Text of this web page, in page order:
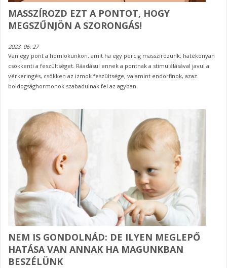
MASSZÍROZD EZT A PONTOT, HOGY
MEGSZŰNJÖN A SZORONGÁS!
2023. 06. 27
Van egy pont a homlokunkon, amit ha egy percig masszírozunk, hatékonyan
csökkenti a feszültséget. Ráadásul ennek a pontnak a stimulálásával javul a
vérkeringés, csökken az izmok feszültsége, valamint endorfinok, azaz
boldogsághormonok szabadulnak fel az agyban.
NEM IS GONDOLNÁD: DE ILYEN MEGLEPŐ
HATÁSA VAN ANNAK HA MAGUNKBAN
BESZÉLÜNK